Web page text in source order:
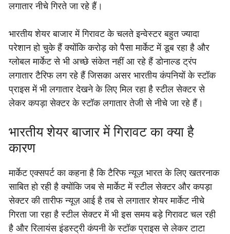
लगातार नीचे गिरते जा रहे हैं।
भारतीय शेयर बाजार में गिरावट के चलते इन्वेस्टर बहुत ज्यादा
परेशान हो चुके हैं क्योंकि करोड़ को पैसा मार्केट में डूब रहा है और
ग्लोबल मार्केट से भी अच्छे संकेत नहीं आ रहे हैं डोनाल्ड ट्रंप
लगातार टैरिफ लग रहे हैं जिसका असर भारतीय कंपनियों के स्टॉक
प्राइस में भी लगातार देखने के लिए मिल रहा है स्टील सेक्टर से
लेकर कपड़ा सेक्टर के स्टॉक लगातार तेजी से नीचे जा रहे हैं।
भारतीय शेयर बाजार में गिरावट का क्या है
कारण
मार्केट एक्सपर्ट का कहना है कि टैरिफ न्यूज़ भारत के लिए खतरनाक
साबित हो रही है क्योंकि जब से मार्केट में स्टील सेक्टर और कपड़ा
सेक्टर की तारीफ न्यूज़ आई है तब से लगातार शेयर मार्केट नीचे
गिरता जा रहा है स्टील सेक्टर में भी इस समय बड़े गिरावट चल रही
है और रिलायंस इंडस्ट्री कंपनी के स्टॉक प्राइस से लेकर टाटा